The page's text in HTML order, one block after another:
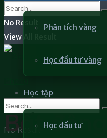
Phân tích vàng
Học đầu tư vàng
Học tập
Học đầu tư
No Result
View All Result
No Result
Bất động